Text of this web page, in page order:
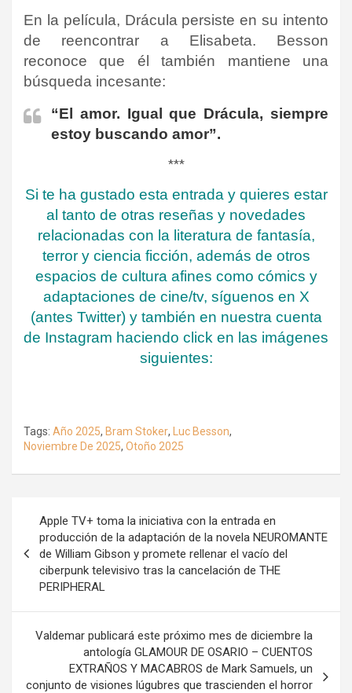
En la película, Drácula persiste en su intento
de reencontrar a Elisabeta. Besson
reconoce que él también mantiene una
búsqueda incesante:
“El amor. Igual que Drácula, siempre
estoy buscando amor”.
***
Si te ha gustado esta entrada y quieres estar
al tanto de otras reseñas y novedades
relacionadas con la literatura de fantasía,
terror y ciencia ficción, además de otros
espacios de cultura afines como cómics y
adaptaciones de cine/tv, síguenos en X
(antes Twitter) y también en nuestra cuenta
de Instagram haciendo click en las imágenes
siguientes:
Tags: Año 2025, Bram Stoker, Luc Besson,
Noviembre De 2025, Otoño 2025
entradas
Apple TV+ toma la iniciativa con la entrada en
producción de la adaptación de la novela NEUROMANTE
de William Gibson y promete rellenar el vacío del
ciberpunk televisivo tras la cancelación de THE
PERIPHERAL
Valdemar publicará este próximo mes de diciembre la
antología GLAMOUR DE OSARIO – CUENTOS
EXTRAÑOS Y MACABROS de Mark Samuels, un
conjunto de visiones lúgubres que trascienden el horror